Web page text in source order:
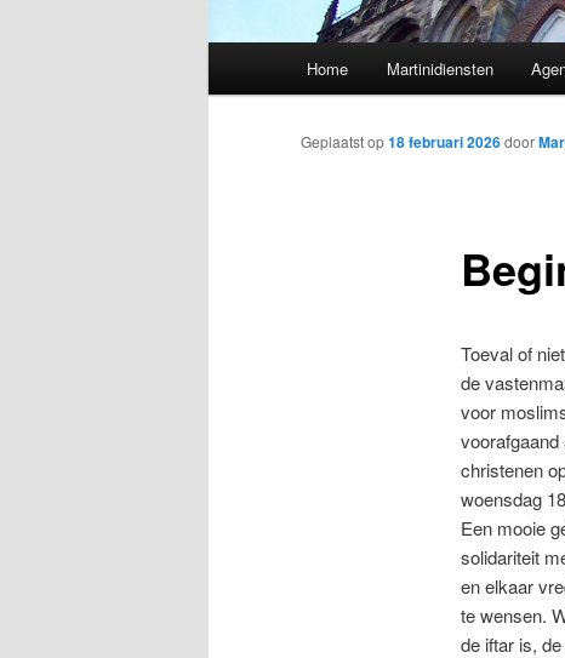
Home Martinidiensten
Geplaatst op18 februari 2026door
Toeval of
de
voor
christenen
woensdag
Een mooie
solidariteit
en elkaar
te wensen.
de iftar is,